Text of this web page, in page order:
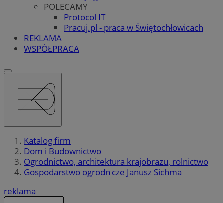
POLECAMY
Protocol IT
Pracuj.pl - praca w Świętochłowicach
REKLAMA
WSPÓŁPRACA
Katalog firm
Dom i Budownictwo
Ogrodnictwo, architektura krajobrazu, rolnictwo
Gospodarstwo ogrodnicze Janusz Sichma
reklama